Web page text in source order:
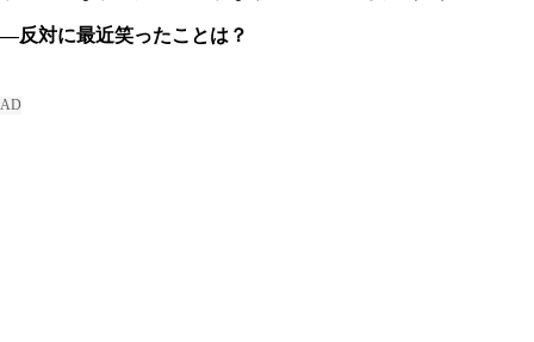
―反対に最近笑ったことは？